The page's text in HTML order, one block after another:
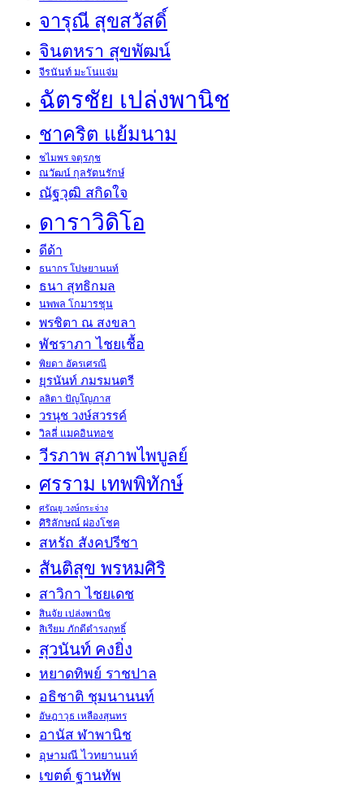
จารุณี สุขสวัสดิ์
จินตหรา สุขพัฒน์
จีรนันท์ มะโนแจ่ม
ฉัตรชัย เปล่งพานิช
ชาคริต แย้มนาม
ชไมพร จตุรภุช
ณวัฒน์ กุลรัตนรักษ์
ณัฐวุฒิ สกิดใจ
ดาราวิดิโอ
ดีด้า
ธนากร โปษยานนท์
ธนา สุทธิกมล
นพพล โกมารชุน
พรชิตา ณ สงขลา
พัชราภา ไชยเชื้อ
พิยดา อัครเศรณี
ยุรนันท์ ภมรมนตรี
ลลิตา ปัญโญภาส
วรนุช วงษ์สวรรค์
วิลลี่ แมคอินทอช
วีรภาพ สุภาพไพบูลย์
ศรราม เทพพิทักษ์
ศรัณยู วงษ์กระจ่าง
ศิริลักษณ์ ผ่องโชค
สหรัถ สังคปรีชา
สันติสุข พรหมศิริ
สาวิกา ไชยเดช
สินจัย เปล่งพานิช
สิเรียม ภักดีดำรงฤทธิ์
สุวนันท์ คงยิ่ง
หยาดทิพย์ ราชปาล
อธิชาติ ชุมนานนท์
อัษฎาวุธ เหลืองสุนทร
อานัส ฬาพานิช
อุษามณี ไวทยานนท์
เขตต์ ฐานทัพ